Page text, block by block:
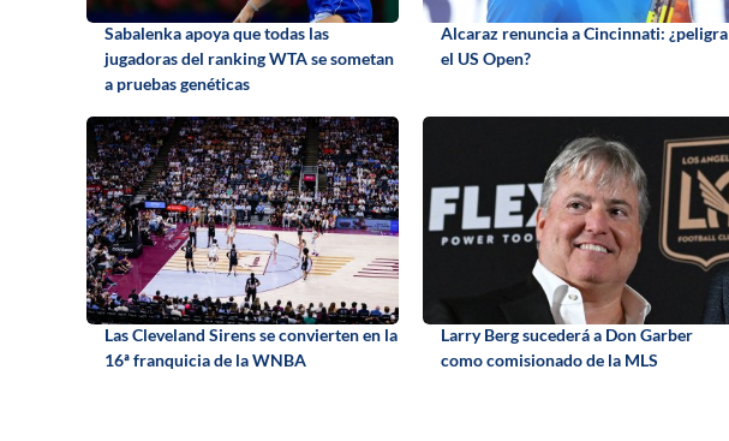
Sabalenka apoya que todas las
jugadoras del ranking WTA se sometan
a pruebas genéticas
Alcaraz renuncia a Cincinnati: ¿peligra
el US Open?
Las Cleveland Sirens se convierten en la
16ª franquicia de la WNBA
Larry Berg sucederá a Don Garber
como comisionado de la MLS